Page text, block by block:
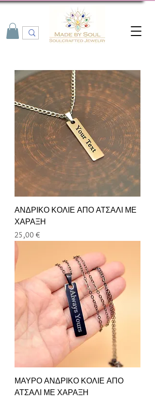
ΑΝΔΡΙΚΟ ΚΟΛΙΕ ΑΠΟ ΑΤΣΑΛΙ ΜΕ
ΧΑΡΑΞΗ
Τιμή
25,00 €
ΜΑΥΡΟ ΑΝΔΡΙΚΟ ΚΟΛΙΕ ΑΠΟ
ΑΤΣΑΛΙ ΜΕ ΧΑΡΑΞΗ